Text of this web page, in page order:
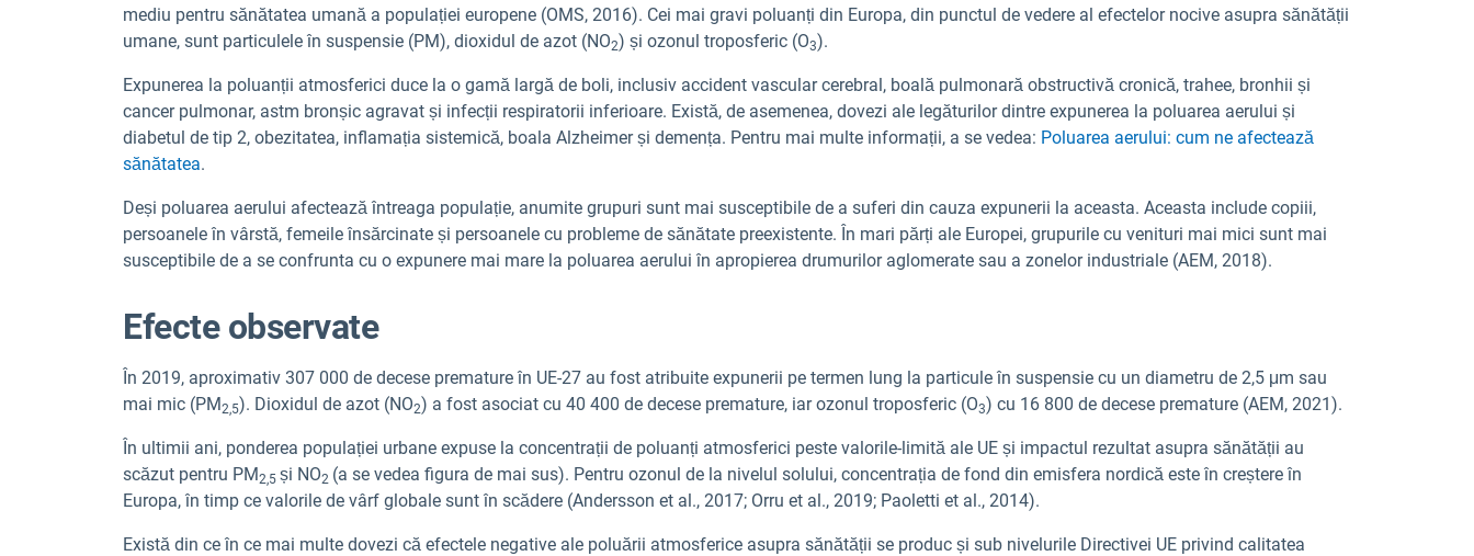
mediu pentru sănătatea umană a populației europene (OMS, 2016). Cei mai gravi poluanți din Europa, din punctul de vedere al efectelor nocive asupra sănătății
umane, sunt particulele în suspensie (PM), dioxidul de azot (NO2) și ozonul troposferic (O3).
Expunerea la poluanții atmosferici duce la o gamă largă de boli, inclusiv accident vascular cerebral, boală pulmonară obstructivă cronică, trahee, bronhii și
cancer pulmonar, astm bronșic agravat și infecții respiratorii inferioare. Există, de asemenea, dovezi ale legăturilor dintre expunerea la poluarea aerului și
diabetul de tip 2, obezitatea, inflamația sistemică, boala Alzheimer și demența. Pentru mai multe informații, a se vedea: Poluarea aerului: cum ne afectează
sănătatea.
Deși poluarea aerului afectează întreaga populație, anumite grupuri sunt mai susceptibile de a suferi din cauza expunerii la aceasta. Aceasta include copiii,
persoanele în vârstă, femeile însărcinate și persoanele cu probleme de sănătate preexistente. În mari părți ale Europei, grupurile cu venituri mai mici sunt mai
susceptibile de a se confrunta cu o expunere mai mare la poluarea aerului în apropierea drumurilor aglomerate sau a zonelor industriale (AEM, 2018).
Efecte observate
În 2019, aproximativ 307 000 de decese premature în UE-27 au fost atribuite expunerii pe termen lung la particule în suspensie cu un diametru de 2,5 μm sau
mai mic (PM2,5). Dioxidul de azot (NO2) a fost asociat cu 40 400 de decese premature, iar ozonul troposferic (O3) cu 16 800 de decese premature (AEM, 2021).
În ultimii ani, ponderea populației urbane expuse la concentrații de poluanți atmosferici peste valorile-limită ale UE și impactul rezultat asupra sănătății au
scăzut pentru PM2,5 și NO2 (a se vedea figura de mai sus). Pentru ozonul de la nivelul solului, concentrația de fond din emisfera nordică este în creștere în
Europa, în timp ce valorile de vârf globale sunt în scădere (Andersson et al., 2017; Orru et al., 2019; Paoletti et al., 2014).
Există din ce în ce mai multe dovezi că efectele negative ale poluării atmosferice asupra sănătății se produc și sub nivelurile Directivei UE privind calitatea